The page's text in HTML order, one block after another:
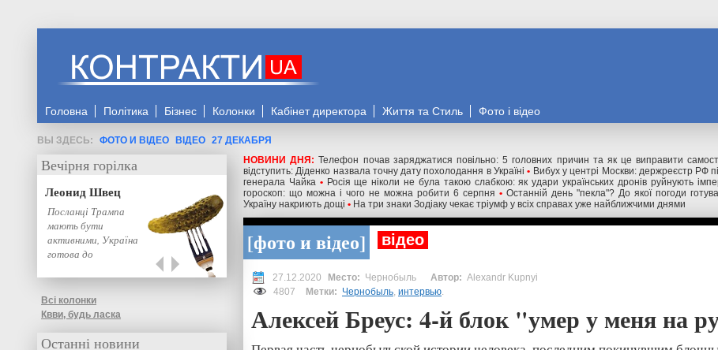
Головна Політика Бізнес Колонки Кабінет директора Життя та Стиль Фото і відео
ФОТО И ВІДЕО ВІДЕО 27 ДЕКАБРЯ
НОВИНИ ДНЯ:Телефон почав заряджатися повільно: 5 головних причин та як це виправити
відступить: Діденко назвала точну дату похолодання в Україні • Вибух у центрі Москви: держреєстр РФ
генерала Чайка • Росія ще ніколи не була такою слабкою: як удари українських дронів руйнують
гороскоп: що можна і чого не можна робити 6 серпня • Останній день "пекла"? До якої погоди
Україну накриють дощі • На три знаки Зодіаку чекає тріумф у всіх справах уже найближчими днями
фото и відео відео
27.12.2020 Чернобыль
Alexandr Kupnyi
4807
Метки: Чернобыль, интервью.
Алексей Бреус: 4-й блок "умер у меня на
Вечірня горілка
Леонид Швец
Посланці Трампа
мають бути
активними, Україна
готова до
Зеленський
Всі колонки
Квви, будь ласка
Останні новини